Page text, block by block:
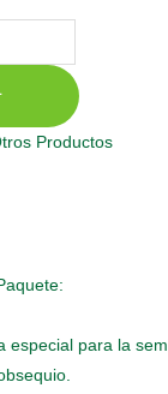
Productos
especial para la